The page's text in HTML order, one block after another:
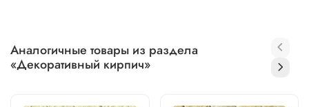
Аналогичные товары из раздела
«Декоративный кирпич»